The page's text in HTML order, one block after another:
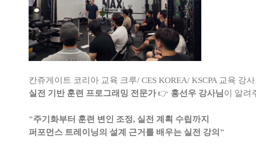
칸쥬게이트 코리아 교육 크루/ CES KOREA/ KSCPA 교육 강
실전 기반 훈련 프로그래밍 전문가👉 홍선우 강사님 이 알려
"주기화부터 훈련 변인 조정, 실전 계획 수립까지
퍼포먼스 트레이닝의 설계 근거를 배우는 실전 강의"